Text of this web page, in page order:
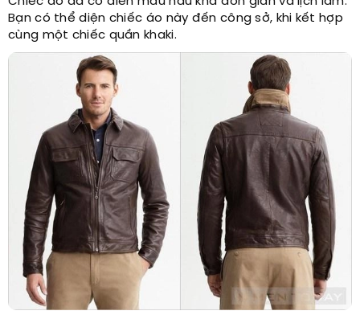
Bạn có thể diện chiếc áo này đến công sở, khi kết hợp
cùng một chiếc quần khaki.